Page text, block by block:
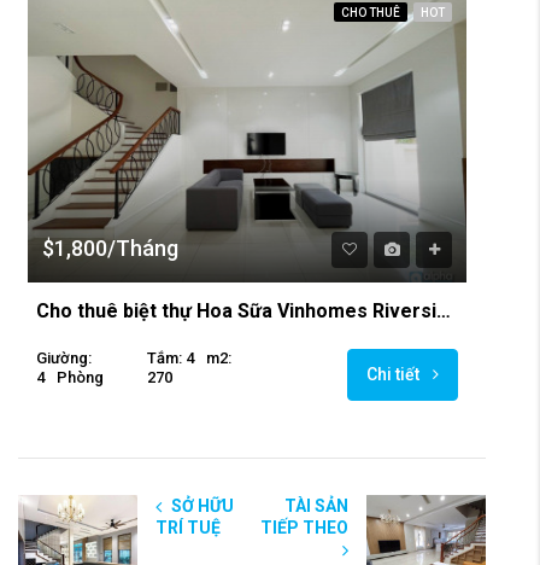
CHO THUÊ HOT
$1,800/Tháng
Cho thuê biệt thự Hoa Sữa Vinhomes Riverside
Giường:
4
Phòng
Tắm: 4
M2:
270
Chi tiết
SỞ HỮU
TRÍ TUỆ
TÀI SẢN
TIẾP THEO